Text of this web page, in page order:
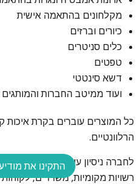
מקלחונים בהתאמה אישית
כיורים וברזים
כלים סניטרים
טפטים
דשא סינטטי
ועוד ממיטב החברות
כל המוצרים עוברים בקרת איכות
הרלוונטיים.
לחברה
רשויות מקומיות, משרדים,
התקינו את